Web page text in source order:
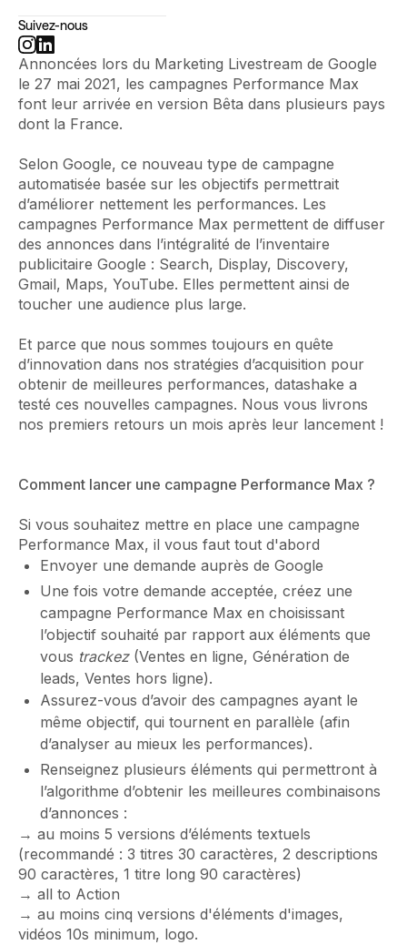
Suivez-nous
Annoncées lors du Marketing Livestream de Google
le 27 mai 2021, les campagnes Performance Max
font leur arrivée en version Bêta dans plusieurs pays
dont la France.
Selon Google, ce nouveau type de campagne
automatisée basée sur les objectifs permettrait
d’améliorer nettement les performances. Les
campagnes Performance Max permettent de diffuser
des annonces dans l’intégralité de l’inventaire
publicitaire Google : Search, Display, Discovery,
Gmail, Maps, YouTube. Elles permettent ainsi de
toucher une audience plus large.
Et parce que nous sommes toujours en quête
d’innovation dans nos stratégies d’acquisition pour
obtenir de meilleures performances, datashake a
testé ces nouvelles campagnes. Nous vous livrons
nos premiers retours un mois après leur lancement !
Comment lancer une campagne Performance Max ?
Si vous souhaitez mettre en place une campagne
Performance Max, il vous faut tout d'abord
Envoyer une demande auprès de Google
Une fois votre demande acceptée, créez une
campagne Performance Max en choisissant
l’objectif souhaité par rapport aux éléments que
vous trackez(Ventes en ligne, Génération de
leads, Ventes hors ligne).
Assurez-vous d’avoir des campagnes ayant le
même objectif, qui tournent en parallèle (afin
d’analyser au mieux les performances).
Renseignez plusieurs éléments qui permettront à
l’algorithme d’obtenir les meilleures combinaisons
d’annonces :
→ au moins 5 versions d’éléments textuels
(recommandé : 3 titres 30 caractères, 2 descriptions
90 caractères, 1 titre long 90 caractères)
→ all to Action
→ au moins cinq versions d'éléments d'images,
vidéos 10s minimum, logo.